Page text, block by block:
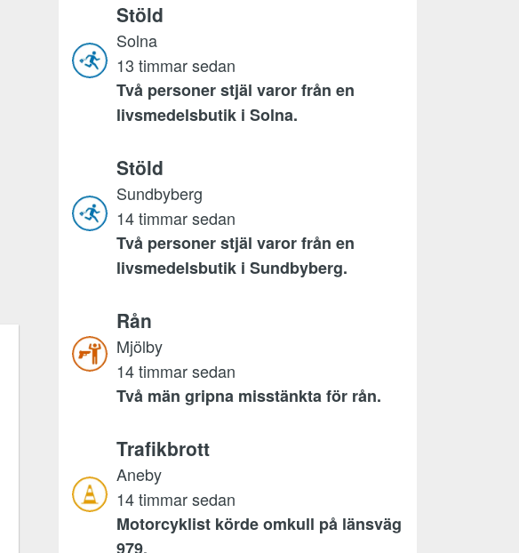
Stöld
Solna
13 timmar sedan
Två personer stjäl varor från en
livsmedelsbutik i Solna.
Stöld
Sundbyberg
14 timmar sedan
Två personer stjäl varor från en
livsmedelsbutik i Sundbyberg.
Rån
Mjölby
14 timmar sedan
Två män gripna misstänkta för rån.
Trafikbrott
Aneby
14 timmar sedan
Motorcyklist körde omkull på länsväg